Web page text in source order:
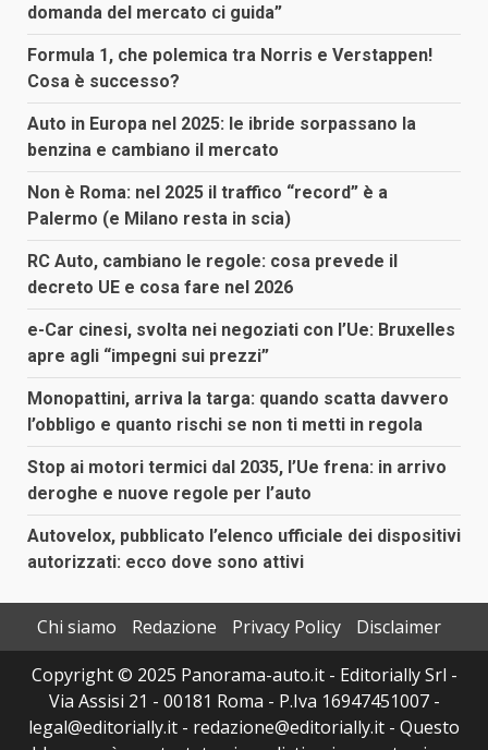
domanda del mercato ci guida”
Formula 1, che polemica tra Norris e Verstappen!
Cosa è successo?
Auto in Europa nel 2025: le ibride sorpassano la
benzina e cambiano il mercato
Non è Roma: nel 2025 il traffico “record” è a
Palermo (e Milano resta in scia)
RC Auto, cambiano le regole: cosa prevede il
decreto UE e cosa fare nel 2026
e-Car cinesi, svolta nei negoziati con l’Ue: Bruxelles
apre agli “impegni sui prezzi”
Monopattini, arriva la targa: quando scatta davvero
l’obbligo e quanto rischi se non ti metti in regola
Stop ai motori termici dal 2035, l’Ue frena: in arrivo
deroghe e nuove regole per l’auto
Autovelox, pubblicato l’elenco ufficiale dei dispositivi
autorizzati: ecco dove sono attivi
Chi siamo Redazione Privacy Policy
Disclaimer
Copyright © 2025 Panorama-auto.it - Editorially Srl -
Via Assisi 21 - 00181 Roma - P.Iva 16947451007 -
legal@editorially.it - redazione@editorially.it - Questo